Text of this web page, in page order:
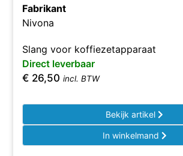
Fabrikant
Nivona
Slang voor koffiezetapparaat
Direct leverbaar
€ 26,50 incl. BTW
Bekijk artikel
In winkelmand